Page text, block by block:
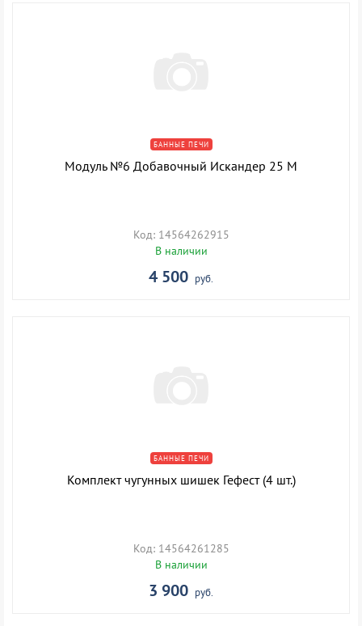
БАННЫЕ ПЕЧИ
Модуль №6 Добавочный Искандер 25 М
Код: 14564262915
В наличии
4 500 руб.
БАННЫЕ ПЕЧИ
Комплект чугунных шишек Гефест (4 шт.)
Код: 14564261285
В наличии
3 900 руб.